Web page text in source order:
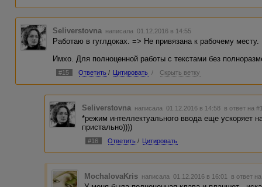
Seliverstovna написала 01.12.2016 в 14:55
Работаю в гуглдоках. => Не привязана к рабочему
Имхо. Для полноценной работы с текстами без
#15 Ответить / Цитировать / Скрыть ветку
Seliverstovna написала 01.12.2016 в 14:58 в ответ на
*режим интеллектуального ввода еще ускоряет
пристально))))
#16 Ответить / Цитировать
MochalovaKris написала 01.12.2016 в 16:01 в ответ